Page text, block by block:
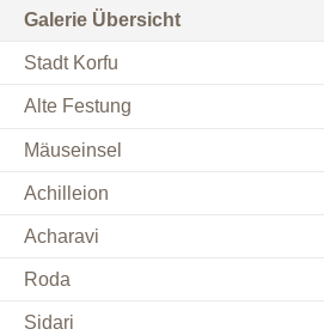
Galerie Übersicht
Stadt Korfu
Alte Festung
Mäuseinsel
Achilleion
Acharavi
Roda
Sidari